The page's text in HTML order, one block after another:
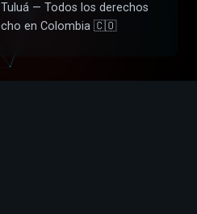
— Todos los derechos
en Colombia 🇨🇴